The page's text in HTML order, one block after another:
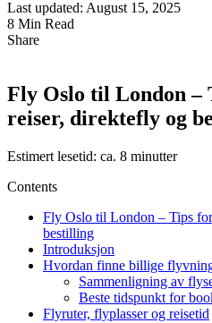
Last updated: August 15, 2025
8 Min Read
Share
Fly Oslo til London –
reiser, direktefly og
Estimert lesetid: ca. 8 minutter
Contents
Fly Oslo til London – Tips
bestilling
Introduksjon
Hvordan finne billige
Sammenligning av
Beste tidspunkt for
Flyruter, flyplasser og reisetid